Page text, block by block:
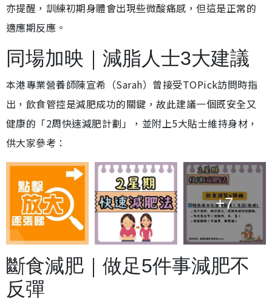
亦提醒，訓練初期身體會出現些微酸痛感，但這是正常的
適應期反應。
同場加映｜減脂人士3大建議
本港專業營養師陳宣希（Sarah）曾接受TOPick訪問時指
出，飲食管控是減肥成功的關鍵，故此建議一個既安全又
健康的「2周快速減肥計劃」，並附上5大貼士維持身材，
供大家參考：
+7
斷食減肥｜做足5件事減肥不
反彈